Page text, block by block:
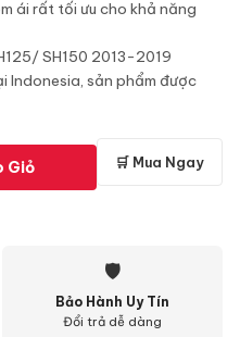
ái rất tối ưu cho khả năng
SH150 2013-2019
Indonesia, sản phẩm được
Giỏ 🛒 Mua Ngay
🛡
Bảo Hành Uy Tín
Đổi trả dễ dàng